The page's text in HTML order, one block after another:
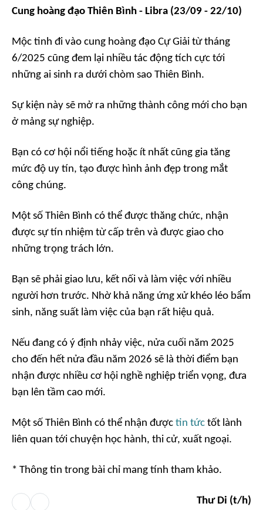
Cung hoàng đạo Thiên Bình - Libra (23/09 - 22/10)
Mộc tinh đi vào cung hoàng đạo Cự Giải từ tháng
6/2025 cũng đem lại nhiều tác động tích cực tới
những ai sinh ra dưới chòm sao Thiên Bình.
Sự kiện này sẽ mở ra những thành công mới cho bạn
ở mảng sự nghiệp.
Bạn có cơ hội nổi tiếng hoặc ít nhất cũng gia tăng
mức độ uy tín, tạo được hình ảnh đẹp trong mắt
công chúng.
Một số Thiên Bình có thể được thăng chức, nhận
được sự tín nhiệm từ cấp trên và được giao cho
những trọng trách lớn.
Bạn sẽ phải giao lưu, kết nối và làm việc với nhiều
người hơn trước. Nhờ khả năng ứng xử khéo léo bẩm
sinh, năng suất làm việc của bạn rất hiệu quả.
Nếu đang có ý định nhảy việc, nửa cuối năm 2025
cho đến hết nửa đầu năm 2026 sẽ là thời điểm bạn
nhận được nhiều cơ hội nghề nghiệp triển vọng, đưa
bạn lên tầm cao mới.
Một số Thiên Bình có thể nhận được tin tức tốt lành
liên quan tới chuyện học hành, thi cử, xuất ngoại.
* Thông tin trong bài chỉ mang tính tham khảo.
Thư Di (t/h)